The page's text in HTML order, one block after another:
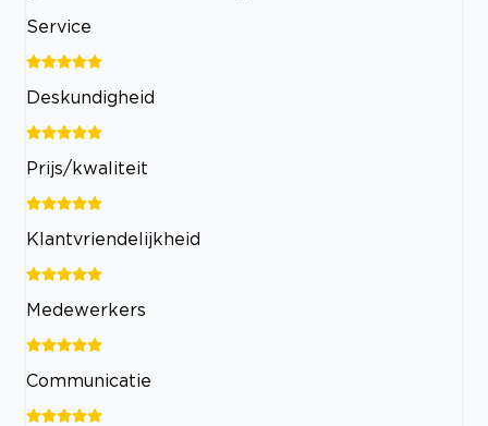
Service
Deskundigheid
Prijs/kwaliteit
Klantvriendelijkheid
Medewerkers
Communicatie